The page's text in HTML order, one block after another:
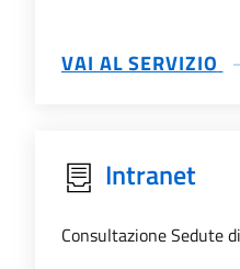
VAI AL SERVIZIO
Intranet
Consultazione Sedute